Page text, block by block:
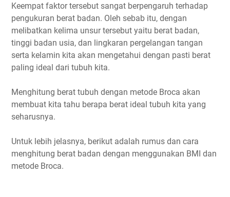
Keempat faktor tersebut sangat berpengaruh terhadap
pengukuran berat badan. Oleh sebab itu, dengan
melibatkan kelima unsur tersebut yaitu berat badan,
tinggi badan usia, dan lingkaran pergelangan tangan
serta kelamin kita akan mengetahui dengan pasti berat
paling ideal dari tubuh kita.
Menghitung berat tubuh dengan metode Broca akan
membuat kita tahu berapa berat ideal tubuh kita yang
seharusnya.
Untuk lebih jelasnya, berikut adalah rumus dan cara
menghitung berat badan dengan menggunakan BMI dan
metode Broca.